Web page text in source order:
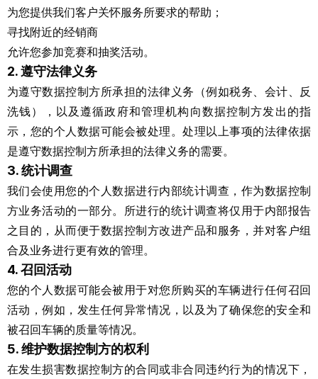
为您提供我们客户关怀服务所要求的帮助；
寻找附近的经销商
允许您参加竞赛和抽奖活动。
2. 遵守法律义务
为遵守数据控制方所承担的法律义务（例如税务、会计、反
洗钱），以及遵循政府和管理机构向数据控制方发出的指
示，您的个人数据可能会被处理。处理以上事项的法律依据
是遵守数据控制方所承担的法律义务的需要。
3. 统计调查
我们会使用您的个人数据进行内部统计调查，作为数据控制
方业务活动的一部分。所进行的统计调查将仅用于内部报告
之目的，从而便于数据控制方改进产品和服务，并对客户组
合及业务进行更有效的管理。
4. 召回活动
您的个人数据可能会被用于对您所购买的车辆进行任何召回
活动，例如，发生任何异常情况，以及为了确保您的安全和
被召回车辆的质量等情况。
5. 维护数据控制方的权利
在发生损害数据控制方的合同或非合同违约行为的情况下，